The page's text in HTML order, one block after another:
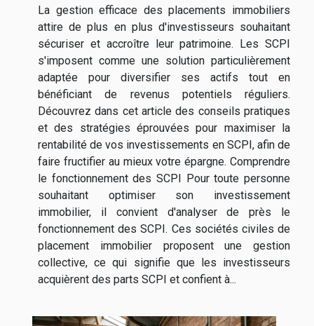
La gestion efficace des placements immobiliers
attire de plus en plus d'investisseurs souhaitant
sécuriser et accroître leur patrimoine. Les SCPI
s'imposent comme une solution particulièrement
adaptée pour diversifier ses actifs tout en
bénéficiant de revenus potentiels réguliers.
Découvrez dans cet article des conseils pratiques
et des stratégies éprouvées pour maximiser la
rentabilité de vos investissements en SCPI, afin de
faire fructifier au mieux votre épargne. Comprendre
le fonctionnement des SCPI Pour toute personne
souhaitant optimiser son investissement
immobilier, il convient d'analyser de près le
fonctionnement des SCPI. Ces sociétés civiles de
placement immobilier proposent une gestion
collective, ce qui signifie que les investisseurs
acquièrent des parts SCPI et confient à...